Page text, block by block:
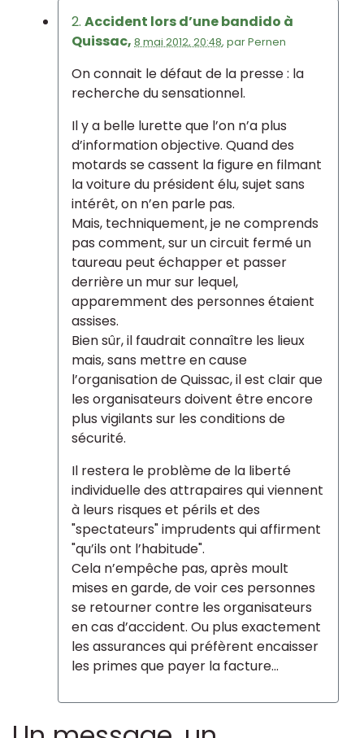
2. Accident lors d’une bandido à
Quissac, 8 mai 2012, 20:48, parPernen
On connait le défaut de la presse : la
recherche du sensationnel.
Il y a belle lurette que l’on n’a plus
d’information objective. Quand des
motards se cassent la figure en filmant
la voiture du président élu, sujet sans
intérêt, on n’en parle pas.
Mais, techniquement, je ne comprends
pas comment, sur un circuit fermé un
taureau peut échapper et passer
derrière un mur sur lequel,
apparemment des personnes étaient
assises.
Bien sûr, il faudrait connaître les lieux
mais, sans mettre en cause
l’organisation de Quissac, il est clair que
les organisateurs doivent être encore
plus vigilants sur les conditions de
sécurité.
Il restera le problème de la liberté
individuelle des attrapaires qui viennent
à leurs risques et périls et des
"spectateurs" imprudents qui affirment
"qu’ils ont l’habitude".
Cela n’empêche pas, après moult
mises en garde, de voir ces personnes
se retourner contre les organisateurs
en cas d’accident. Ou plus exactement
les assurances qui préfèrent encaisser
les primes que payer la facture...